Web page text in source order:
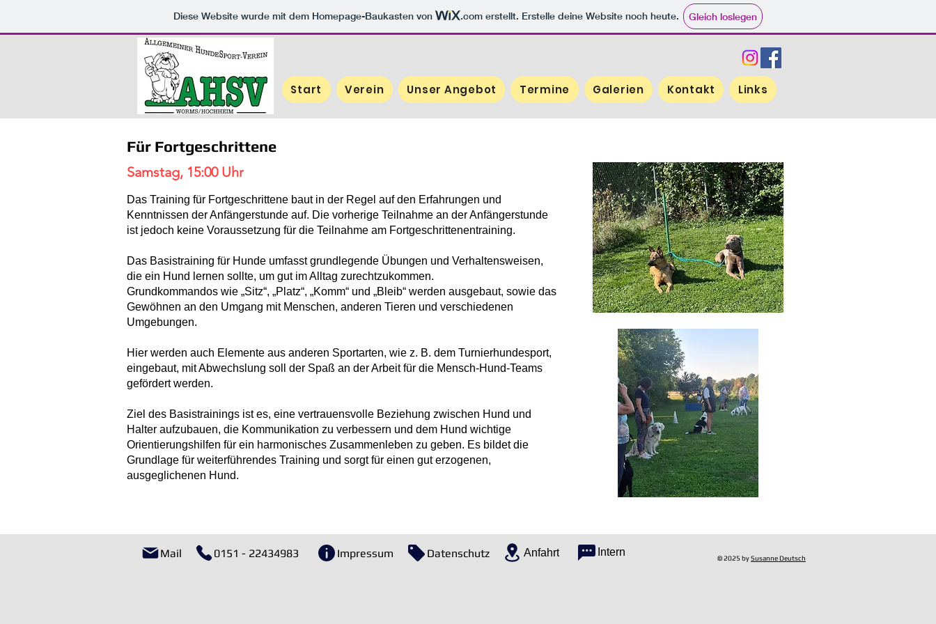
Diese Website wurde mit dem Homepage-Baukasten von .com erstellt. Erstelle deine Website noch heute. Gleich loslegen
Start Verein Unser Angebot Termine Galerien Kontakt Links
Für Fortgeschrittene
Samstag, 15:00 Uhr
​Das Training für Fortgeschrittene baut in der Regel auf den Erfahrungen und
Kenntnissen der Anfängerstunde auf. Die vorherige Teilnahme an der Anfängerstunde
ist jedoch keine Voraussetzung für die Teilnahme am Fortgeschrittenentraining.
Das Basistraining für Hunde umfasst grundlegende Übungen und Verhaltensweisen,
die ein Hund lernen sollte, um gut im Alltag zurechtzukommen.
Grundkommandos wie „Sitz“, „Platz“, „Komm“ und „Bleib“ werden ausgebaut, sowie das
Gewöhnen an den Umgang mit Menschen, anderen Tieren und verschiedenen
Umgebungen.
Hier werden auch Elemente aus anderen Sportarten, wie z. B. dem Turnierhundesport,
eingebaut, mit Abwechslung soll der Spaß an der Arbeit für die Mensch-Hund-Teams
gefördert werden.
Ziel des Basistrainings ist es, eine vertrauensvolle Beziehung zwischen Hund und
Halter aufzubauen, die Kommunikation zu verbessern und dem Hund wichtige
Orientierungshilfen für ein harmonisches Zusammenleben zu geben. Es bildet die
Grundlage für weiterführendes Training und sorgt für einen gut erzogenen,
ausgeglichenen Hund.
Mail 0151 - 22434983 Impressum Datenschutz Anfahrt Intern
© 2025 bySusanne Deutsch